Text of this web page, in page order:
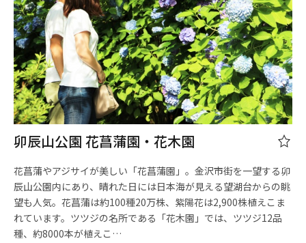
卯辰山公園 花菖蒲園・花木園
花菖蒲やアジサイが美しい「花菖蒲園」。金沢市街を一望する卯
辰山公園内にあり、晴れた日には日本海が見える望湖台からの眺
望も人気。花菖蒲は約100種20万株、紫陽花は2,900株植えこま
れています。ツツジの名所である「花木園」では、ツツジ12品
種、約8000本が植えこ…